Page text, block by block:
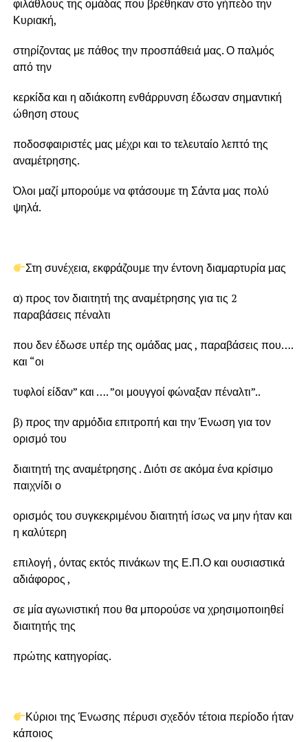
φιλάθλους της ομάδας που βρέθηκαν στο γήπεδο την
Κυριακή,
στηρίζοντας με πάθος την προσπάθειά μας. Ο παλμός
από την
κερκίδα και η αδιάκοπη ενθάρρυνση έδωσαν σημαντική
ώθηση στους
ποδοσφαιριστές μας μέχρι και το τελευταίο λεπτό της
αναμέτρησης.
Όλοι μαζί μπορούμε να φτάσουμε τη Σάντα μας πολύ
ψηλά.
Στη συνέχεια, εκφράζουμε την έντονη διαμαρτυρία μας
α) προς τον διαιτητή της αναμέτρησης για τις 2
παραβάσεις πέναλτι
που δεν έδωσε υπέρ της ομάδας μας , παραβάσεις που….
και “οι
τυφλοί είδαν” και …. ”οι μουγγοί φώναξαν πέναλτι”..
β) προς την αρμόδια επιτροπή και την Ένωση για τον
ορισμό του
διαιτητή της αναμέτρησης . Διότι σε ακόμα ένα κρίσιμο
παιχνίδι ο
ορισμός του συγκεκριμένου διαιτητή ίσως να μην ήταν και
η καλύτερη
επιλογή , όντας εκτός πινάκων της Ε.Π.Ο και ουσιαστικά
αδιάφορος ,
σε μία αγωνιστική που θα μπορούσε να χρησιμοποιηθεί
διαιτητής της
πρώτης κατηγορίας.
Κύριοι της Ένωσης πέρυσι σχεδόν τέτοια περίοδο ήταν
κάποιος